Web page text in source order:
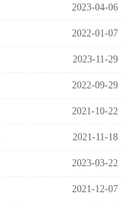
2023-04-06
2022-01-07
2023-11-29
2022-09-29
2021-10-22
2021-11-18
2023-03-22
2021-12-07